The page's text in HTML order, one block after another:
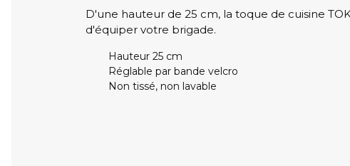
D'une hauteur de 25 cm, la toque de cuisine
d'équiper votre brigade.
Hauteur 25 cm
Réglable par bande velcro
Non tissé, non lavable